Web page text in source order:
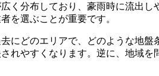
く分布しており、豪雨時に流出
を選ぶことが重要です。
にどのエリアで、どのような地
れやすくなります。逆に、地域